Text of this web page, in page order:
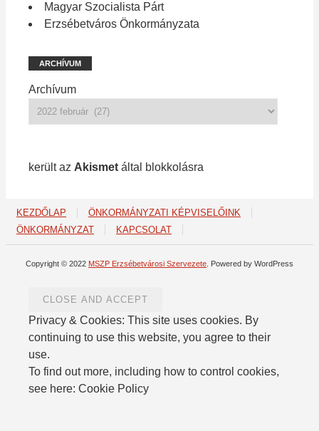
Magyar Szocialista Párt
Erzsébetváros Önkormányzata
ARCHÍVUM
Archívum
került az Akismet által blokkolásra
KEZDŐLAP
ÖNKORMÁNYZATI KÉPVISELŐINK
ÖNKORMÁNYZAT
KAPCSOLAT
Copyright © 2022 MSZP Erzsébetvárosi Szervezete . Powered by WordPress
Privacy & Cookies: This site uses cookies. By
continuing to use this website, you agree to their
use.
To find out more, including how to control cookies,
see here: Cookie Policy